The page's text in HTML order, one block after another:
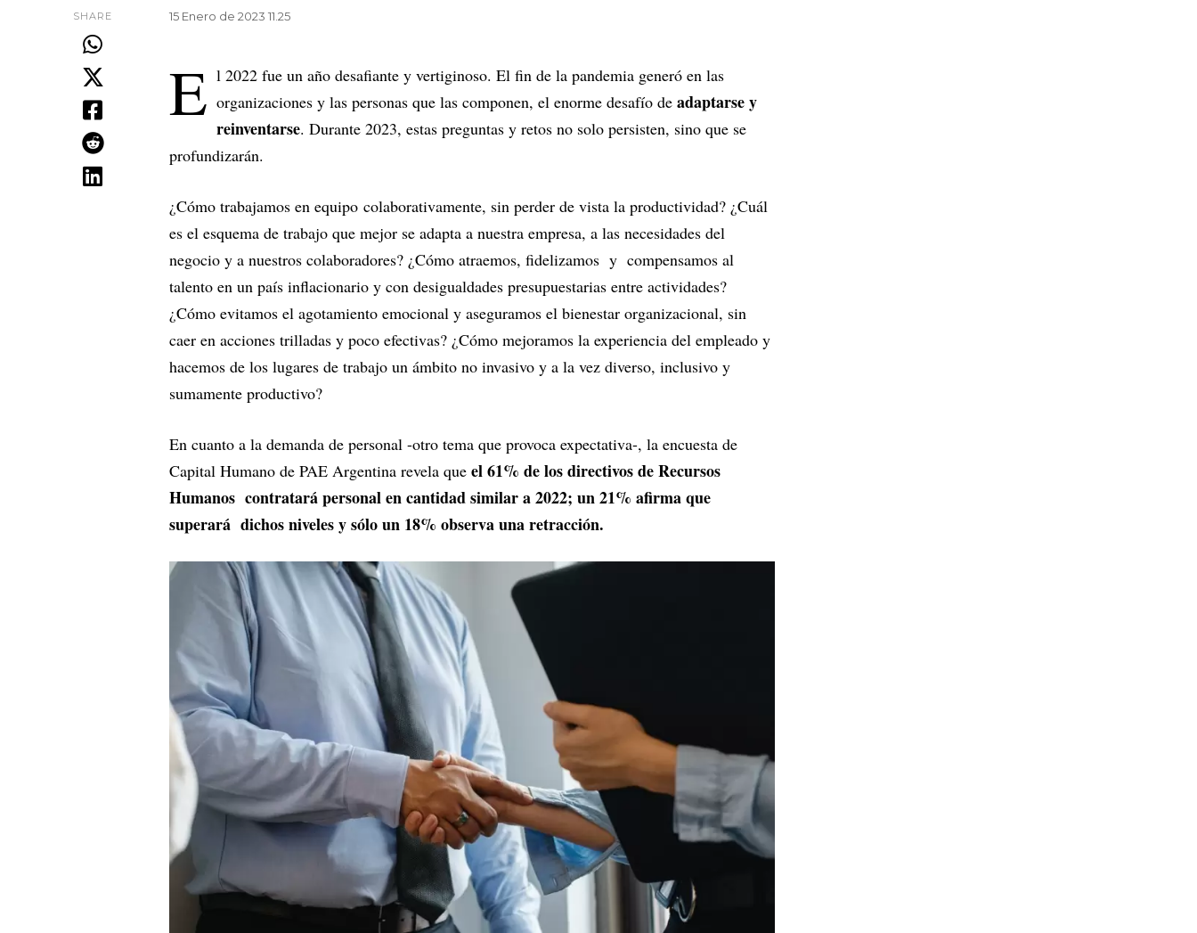
SHARE 15 Enero de 2023 11.25
E l 2022 fue un año desafiante y vertiginoso. El fin de la pandemia generó en las
organizaciones y las personas que las componen, el enorme desafío de adaptarse y
reinventarse. Durante 2023, estas preguntas y retos no solo persisten, sino que se
profundizarán.
¿Cómo trabajamos en equipo colaborativamente, sin perder de vista la productividad? ¿Cuál
es el esquema de trabajo que mejor se adapta a nuestra empresa, a las necesidades del
negocio y a nuestros colaboradores? ¿Cómo atraemos, fidelizamos y compensamos al
talento en un país inflacionario y con desigualdades presupuestarias entre actividades?
¿Cómo evitamos el agotamiento emocional y aseguramos el bienestar organizacional, sin
caer en acciones trilladas y poco efectivas? ¿Cómo mejoramos la experiencia del empleado y
hacemos de los lugares de trabajo un ámbito no invasivo y a la vez diverso, inclusivo y
sumamente productivo?
En cuanto a la demanda de personal -otro tema que provoca expectativa-, la encuesta de
Capital Humano de PAE Argentina revela que el 61% de los directivos de Recursos
Humanos contratará personal en cantidad similar a 2022; un 21% afirma que
superará dichos niveles y sólo un 18% observa una retracción.